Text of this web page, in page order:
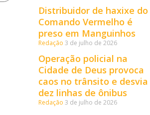
Distribuidor de haxixe do
Comando Vermelho é
preso em Manguinhos
Redação 3 de julho de 2026
Operação policial na
Cidade de Deus provoca
caos no trânsito e desvia
dez linhas de ônibus
Redação 3 de julho de 2026